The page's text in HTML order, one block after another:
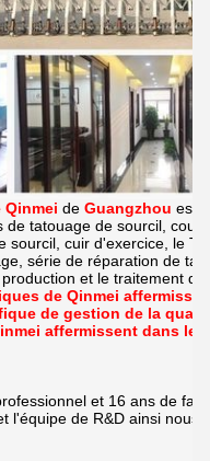
Qinmei de Guangzhou est
de tatouage de sourcil,
sourcil, cuir d'exercice, le
série de réparation de
et le traitement
de Qinmei
de gestion de la
affermissent dans le
et 16 ans de
l'équipe de R&D ainsi